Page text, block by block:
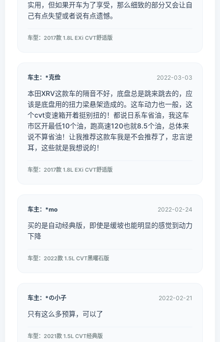
实用，但如果开车为了享受，那么细致的部分又会让自
己有点失望或者说有点遗憾。
车型：2017款 1.8L EXi CVT舒适版
车主：*克俭 2022-03-03
本田XRV这款车的隔音不好，底盘总是跳来跳去的，应
该是底盘用的扭力梁悬架造成的。这车动力也一般，这
个cvt变速箱开着挺别扭的！都说日系车省油，我这车
市区开最低10个油，跑高速120也就8.5个油，总体来
说不算省油！让我推荐这款车我是不会推荐了，忠言逆
耳，这些就是我想说的！
车型：2017款 1.8L EXi CVT舒适版
车主：*mo 2022-02-24
买的是自动经典版，即使是缓坡也能明显的感觉到动力
下降
车型：2022款 1.5L CVT黑曜石版
车主：*の小子 2022-02-21
只有这么多预算，可以了
车型：2021款 1.5L CVT经典版